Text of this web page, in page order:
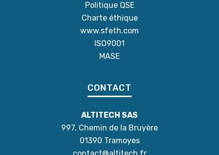
Politique QSE
Charte éthique
www.sfeth.com
ISO9001
MASE
CONTACT
ALTITECH SAS
997, Chemin de la Bruyère
01390 Tramoyes